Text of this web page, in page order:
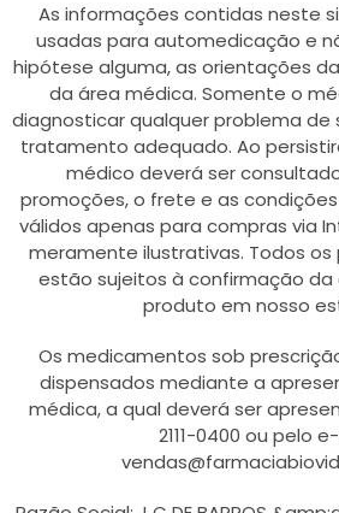
As informações contidas neste
usadas para automedicação e
hipótese alguma, as orientações
da área médica. Somente o
diagnosticar qualquer problema de
tratamento adequado. Ao
médico deverá ser
promoções, o frete e as
válidos apenas para compras via
meramente ilustrativas. Todos
estão sujeitos à confirmação da
produto em nosso
Os medicamentos sob
dispensados mediante a
médica, a qual deverá ser
2111-0400 ou pelo